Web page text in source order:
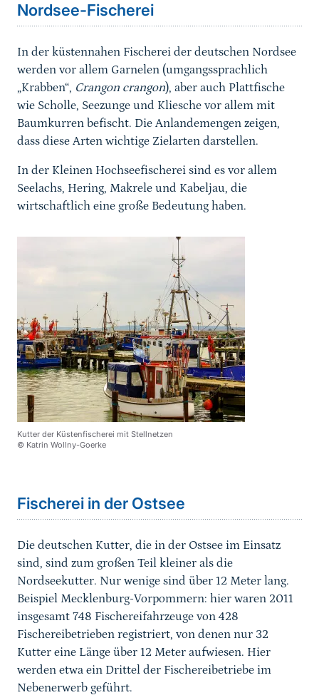
Nordsee-Fischerei
In der küstennahen Fischerei der deutschen Nordsee
werden vor allem Garnelen (umgangssprachlich
„Krabben“, Crangon crangon), aber auch Plattfische
wie Scholle, Seezunge und Kliesche vor allem mit
Baumkurren befischt. Die Anlandemengen zeigen,
dass diese Arten wichtige Zielarten darstellen.
In der Kleinen Hochseefischerei sind es vor allem
Seelachs, Hering, Makrele und Kabeljau, die
wirtschaftlich eine große Bedeutung haben.
Kutter der Küstenfischerei mit Stellnetzen
© Katrin Wollny-Goerke
Fischerei in der Ostsee
Die deutschen Kutter, die in der Ostsee im Einsatz
sind, sind zum großen Teil kleiner als die
Nordseekutter. Nur wenige sind über 12 Meter lang.
Beispiel Mecklenburg-Vorpommern: hier waren 2011
insgesamt 748 Fischereifahrzeuge von 428
Fischereibetrieben registriert, von denen nur 32
Kutter eine Länge über 12 Meter aufwiesen. Hier
werden etwa ein Drittel der Fischereibetriebe im
Nebenerwerb geführt.